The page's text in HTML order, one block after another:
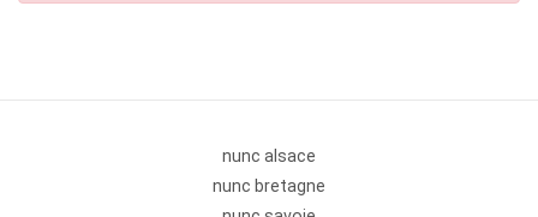
nunc alsace
nunc bretagne